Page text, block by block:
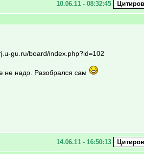
10.06.11 - 08:32:45
gu.ru/board/index.php?id=102
не надо. Разобрался сам
14.06.11 - 16:50:13